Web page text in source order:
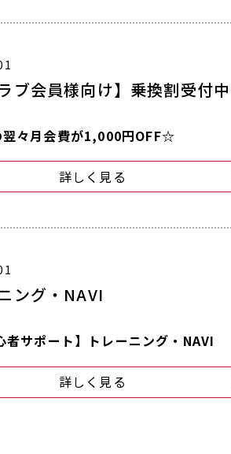
ブ会員様向け】乗換割受付中
々月会費が1,000円OFF☆
詳しく見る
ング・NAVI
者サポート】トレーニング・NAVI
詳しく見る